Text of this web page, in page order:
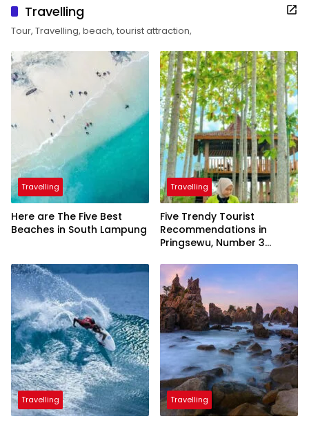
Travelling
Tour, Travelling, beach, tourist attraction,
Travelling
Here are The Five Best
Beaches in South Lampung
Travelling
Five Trendy Tourist
Recommendations in
Pringsewu, Number 3
President
Travelling Travelling